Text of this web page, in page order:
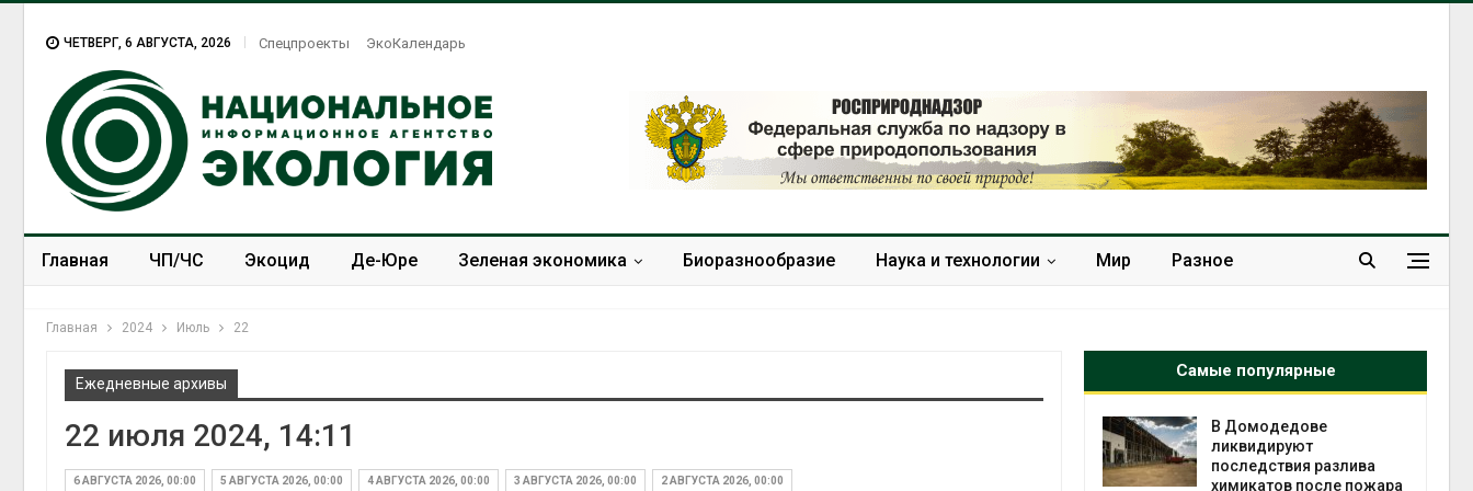
ЧЕТВЕРГ, 6 АВГУСТА, 2026 Спецпроекты ЭкоКалендарь
Главная ЧП/ЧС Экоцид Де-Юре Зеленая экономика Биоразнообразие Наука и технологии Мир Разное
Главная 2024 Июль 22
Ежедневные архивы
22 июля 2024, 14:11
6 АВГУСТА 2026, 00:00 5 АВГУСТА 2026, 00:00 4 АВГУСТА 2026, 00:00 3 АВГУСТА 2026, 00:00 2 АВГУСТА 2026, 00:00
Самые популярные
В Домодедове
ликвидируют
последствия разлива
химикатов после пожара
судов из-за дефицита
пресной воды
В Домодедове
ликвидируют
последствия разлива
химикатов после пожара